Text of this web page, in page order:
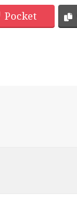
Pocket